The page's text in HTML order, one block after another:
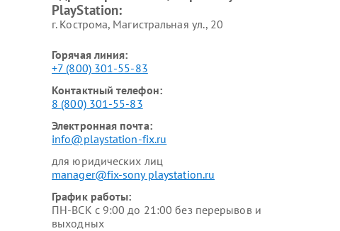
PlayStation:
г. Кострома, Магистральная ул., 20
Горячая линия:
+7 (800) 301-55-83
Контактный телефон:
8 (800) 301-55-83
Электронная почта:
info@playstation-fix.ru
для юридических лиц
manager@fix-sony playstation.ru
График работы:
ПН-ВСК с 9:00 до 21:00 без перерывов и
выходных